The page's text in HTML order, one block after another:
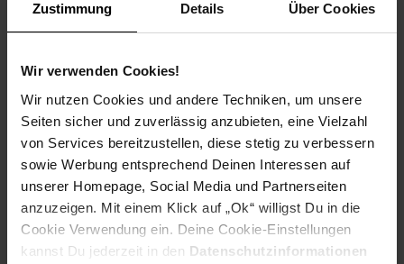
Zustimmung Details Über Cookies
Wir verwenden Cookies!
Wir nutzen Cookies und andere Techniken, um unsere
Seiten sicher und zuverlässig anzubieten, eine Vielzahl
von Services bereitzustellen, diese stetig zu verbessern
sowie Werbung entsprechend Deinen Interessen auf
unserer Homepage, Social Media und Partnerseiten
anzuzeigen. Mit einem Klick auf „Ok“ willigst Du in die
Cookie Verwendung ein. Deine Cookie-Einstellungen
kannst Du jederzeit in den Datenschutzinformationen
Folge uns auf Social Media!
Hinweis: Aus Gründen der leichteren Lesbarkeit verwenden
wir im Textverlauf die männliche Form der Anrede.